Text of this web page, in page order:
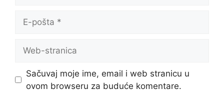
pošta
stranica
Sačuvaj moje ime, email i web stranicu u
ovom browseru za buduće komentare.